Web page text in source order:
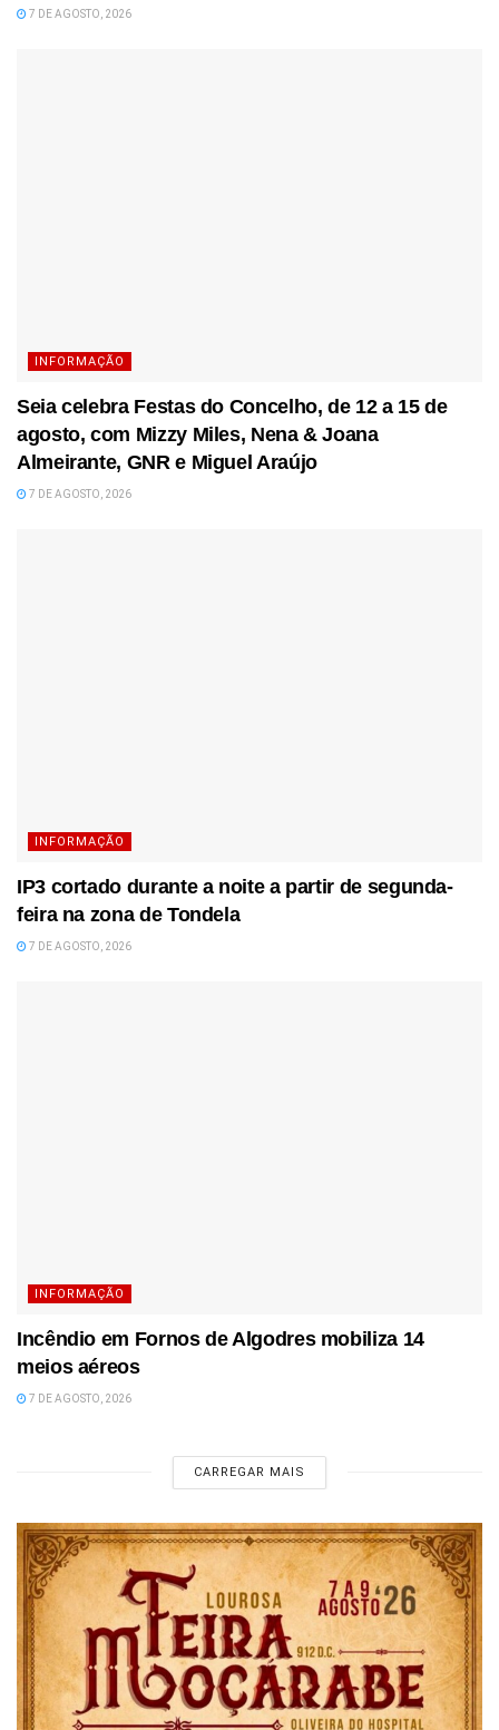
7 DE AGOSTO, 2026
INFORMAÇÃO
Seia celebra Festas do Concelho, de 12 a 15 de
agosto, com Mizzy Miles, Nena & Joana
Almeirante, GNR e Miguel Araújo
7 DE AGOSTO, 2026
INFORMAÇÃO
IP3 cortado durante a noite a partir de segunda-
feira na zona de Tondela
7 DE AGOSTO, 2026
INFORMAÇÃO
Incêndio em Fornos de Algodres mobiliza 14
meios aéreos
7 DE AGOSTO, 2026
CARREGAR MAIS